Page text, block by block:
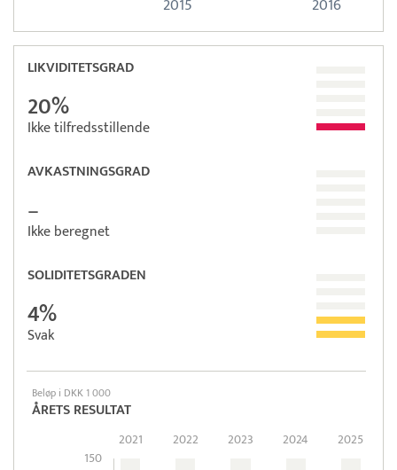
LIKVIDITETSGRAD
20%
Ikke tilfredsstillende
AVKASTNINGSGRAD
–
Ikke beregnet
SOLIDITETSGRADEN
4%
Svak
Beløp i DKK 1 000
ÅRETS RESULTAT
150
2021 2022 2023 2024 2025